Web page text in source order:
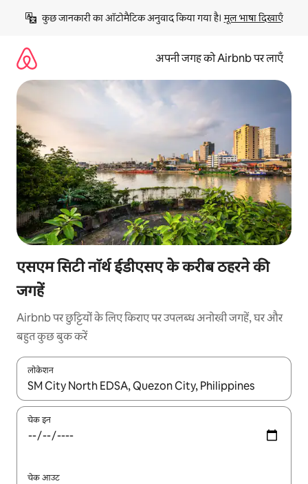
छोड़कर
कॉन्टेंट
कुछ जानकारी का ऑटोमैटिक अनुवाद किया गया है। मूल भाषा दिखाएँ
अपनी जगह को Airbnb पर लाएँ
एसएम सिटी नॉर्थ ईडीएसए के करीब ठहरने की
जगहें
Airbnb पर छुट्टियों के लिए किराए पर उपलब्ध अनोखी जगहें, घर और
बहुत कुछ बुक करें
लोकेशन
नतीजों के उपलब्ध होने पर, अप और डाउन 'ऐरो की' का इस्तेमाल करके नेविगेट
चेक इन
चेक आउट